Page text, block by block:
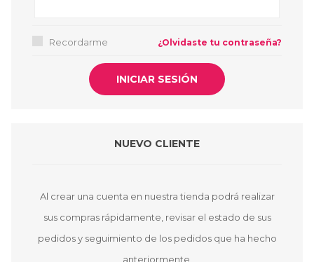
Recordarme ¿Olvidaste tu contraseña?
NUEVO CLIENTE
Al crear una cuenta en nuestra tienda podrá realizar
sus compras rápidamente, revisar el estado de sus
pedidos y seguimiento de los pedidos que ha hecho
anteriormente.